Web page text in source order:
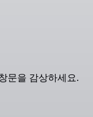
문을 감상하세요.